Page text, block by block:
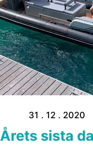
31 . 12 . 2020
Årets sista